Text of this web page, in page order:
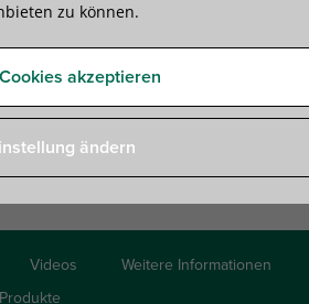
»Walraven Yeti® 480 Montagefuß
Yeti® 480
von
Videos Weitere Informationen
zu können.
akzeptieren
ändern